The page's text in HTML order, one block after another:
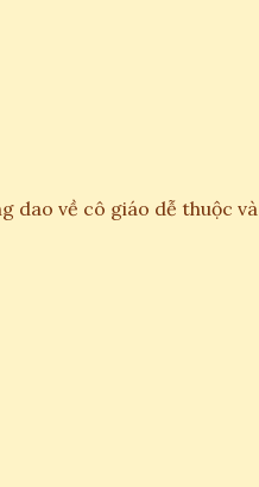
dao về cô giáo dễ thuộc